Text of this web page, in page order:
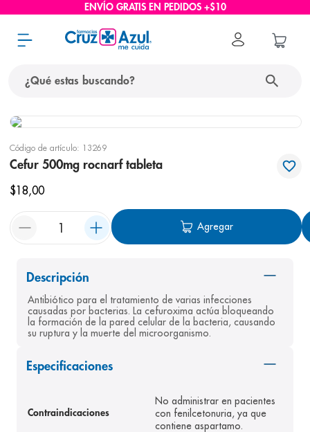
ENVÍO GRATIS EN PEDIDOS +$10
Código de artículo: 13269
Cefur 500mg rocnarf tableta
$18,00
Agregar
Descripción
Antibiótico para el tratamiento de varias infecciones
causadas por bacterias. La cefuroxima actúa bloqueando
la formación de la pared celular de la bacteria, causando
su ruptura y la muerte del microorganismo.
Especificaciones
Contraindicaciones
No administrar en pacientes
con fenilcetonuria, ya que
contiene aspartamo.
términos más buscados
6. shampoo
7. bioderma
8 . pediasure
10. prueba embarazo